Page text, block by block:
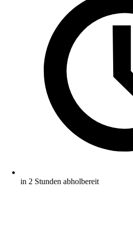
in 2 Stunden abholbereit